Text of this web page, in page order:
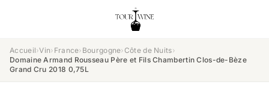
Accueil›Vin› France› Bourgogne›Côte de Nuits›
Domaine Armand Rousseau Père et Fils Chambertin Clos-de-Bèze
Grand Cru 2018 0,75L